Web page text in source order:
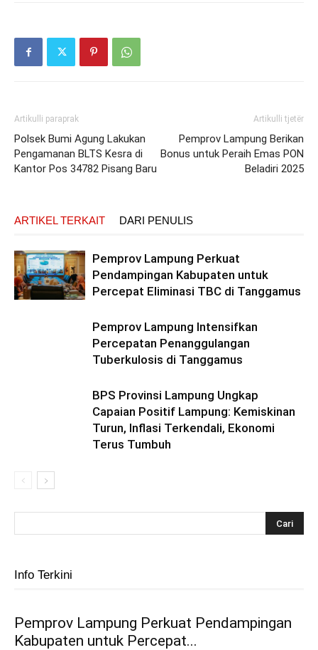
Artikulli paraprak
Polsek Bumi Agung Lakukan
Pengamanan BLTS Kesra di
Kantor Pos 34782 Pisang Baru
Artikulli tjetër
Pemprov Lampung Berikan
Bonus untuk Peraih Emas PON
Beladiri 2025
ARTIKEL TERKAIT DARI PENULIS
Pemprov Lampung Perkuat
Pendampingan Kabupaten untuk
Percepat Eliminasi TBC di Tanggamus
Pemprov Lampung Intensifkan
Percepatan Penanggulangan
Tuberkulosis di Tanggamus
BPS Provinsi Lampung Ungkap
Capaian Positif Lampung: Kemiskinan
Turun, Inflasi Terkendali, Ekonomi
Terus Tumbuh
Info Terkini
Pemprov Lampung Perkuat Pendampingan
Kabupaten untuk Percepat...